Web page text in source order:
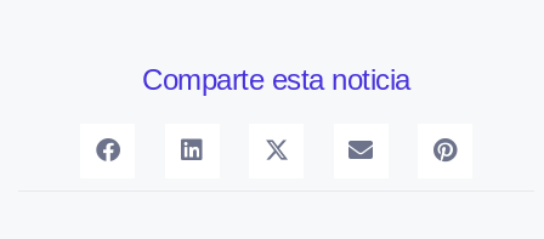
Comparte esta noticia